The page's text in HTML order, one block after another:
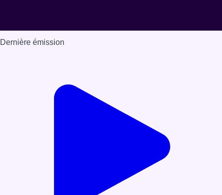
Dernière émission